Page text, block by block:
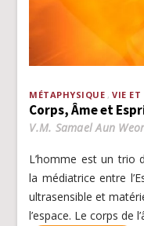
MÉTAPHYSIQUE VIE
Corps, Âme et
V.M. Samael Aun
L’homme est un trio
la médiatrice entre
ultrasensible et
l’espace. Le corps de